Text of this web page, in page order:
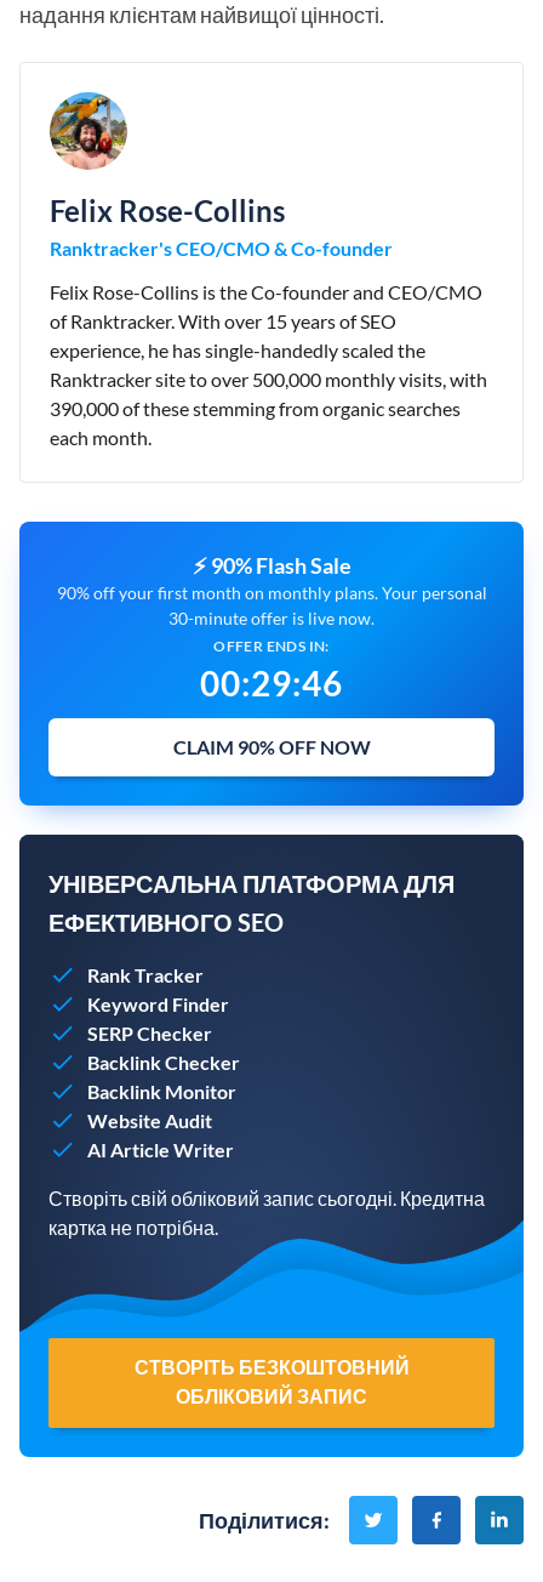
надання клієнтам найвищої цінності.
Felix Rose-Collins
Ranktracker's CEO/CMO & Co-founder
Felix Rose-Collins is the Co-founder and CEO/CMO
of Ranktracker. With over 15 years of SEO
experience, he has single-handedly scaled the
Ranktracker site to over 500,000 monthly visits, with
390,000 of these stemming from organic searches
each month.
⚡ 90% Flash Sale
90% off your first month on monthly plans. Your personal
30-minute offer is live now.
OFFER ENDS IN:
00:29:45
CLAIM 90% OFF NOW
УНІВЕРСАЛЬНА ПЛАТФОРМА ДЛЯ
ЕФЕКТИВНОГО SEO
Rank Tracker
Keyword Finder
SERP Checker
Backlink Checker
Backlink Monitor
Website Audit
AI Article Writer
Створіть свій обліковий запис сьогодні. Кредитна
картка не потрібна.
СТВОРІТЬ БЕЗКОШТОВНИЙ
ОБЛІКОВИЙ ЗАПИС
Поділитися: